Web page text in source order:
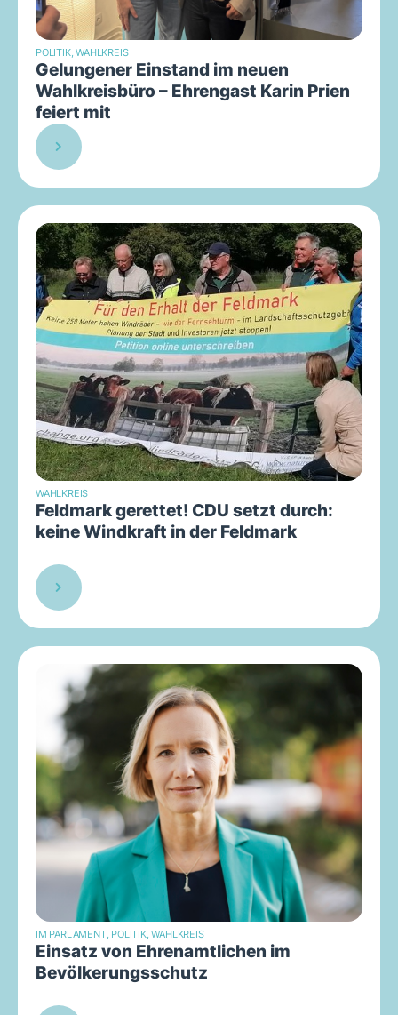
POLITIK,WAHLKREIS
Gelungener Einstand im neuen
Wahlkreisbüro – Ehrengast Karin Prien
feiert mit
WAHLKREIS
Feldmark gerettet! CDU setzt durch:
keine Windkraft in der Feldmark
IM PARLAMENT, POLITIK,WAHLKREIS
Einsatz von Ehrenamtlichen im
Bevölkerungsschutz